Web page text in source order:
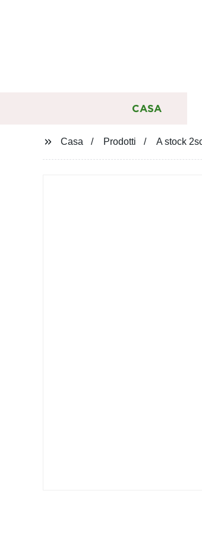
CASA
Casa Prodotti A stock